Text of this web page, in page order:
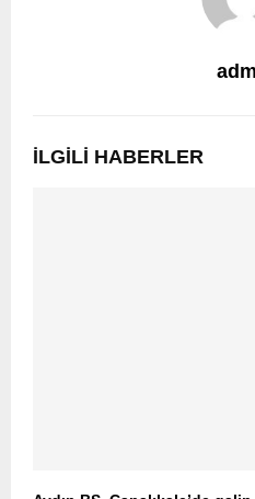
İLGILI HABERLER